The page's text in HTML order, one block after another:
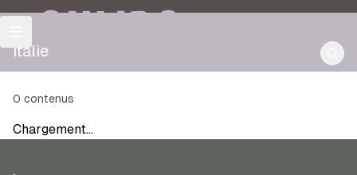
OULIPO
italie
0 contenus
Chargement…